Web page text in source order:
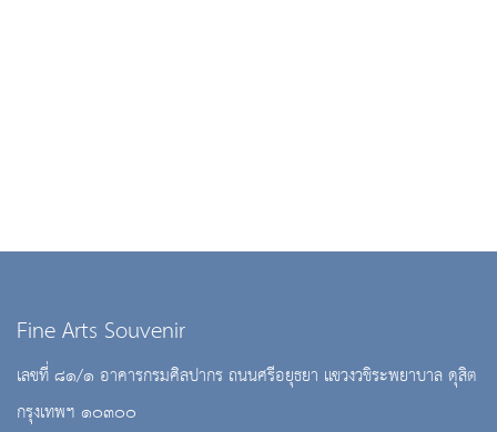
Fine Arts Souvenir
เลขที่ ๘๑/๑ อาคารกรมศิลปากร ถนนศรีอยุธยา แขวงวชิระพยาบาล ดุสิต
กรุงเทพฯ ๑๐๓๐๐